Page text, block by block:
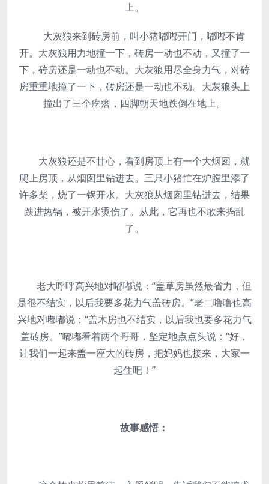
上。
大灰狼来到砖房前，叫小猪嘟嘟开门，嘟嘟不肯
开。大灰狼用力地撞一下，砖房一动也不动，又撞了一
下，砖房还是一动也不动。大灰狼用尽全身力气，对砖
房重重地撞了一下，砖房还是一动也不动。大灰狼头上
撞出了三个疙瘩，四脚朝天地跌倒在地上。
大灰狼还是不甘心，看到房顶上有一个大烟囱，就
爬上房顶，从烟囱里钻进去。三只小猪忙在炉膛里添了
许多柴，烧了一锅开水。大灰狼从烟囱里钻进去，结果
跌进热锅，被开水烫伤了。从此，它再也不敢来捣乱
了。
老大呼呼高兴地对嘟嘟说：“盖草房虽然最省力，但
是很不结实，以后我要多花力气盖砖房。”老二噜噜也高
兴地对嘟嘟说：“盖木房也不结实，以后我也要多花力气
盖砖房。”嘟嘟看着两个哥哥，坚定地点点头说：“好，
让我们一起来盖一座大的砖房，把妈妈也接来，大家一
起住吧！”
故事感悟：